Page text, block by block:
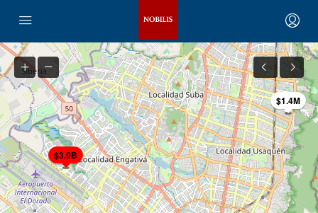
$3.9B
$1.4M